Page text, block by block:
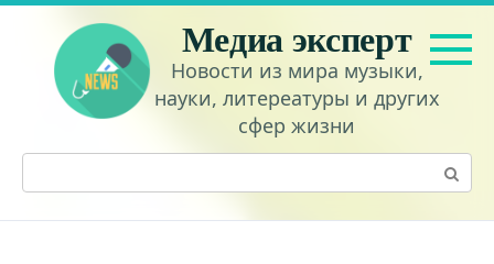
Перейти
контенту
Медиа эксперт
Новости из мира музыки,
науки, литереатуры и других
сфер жизни
Поиск: